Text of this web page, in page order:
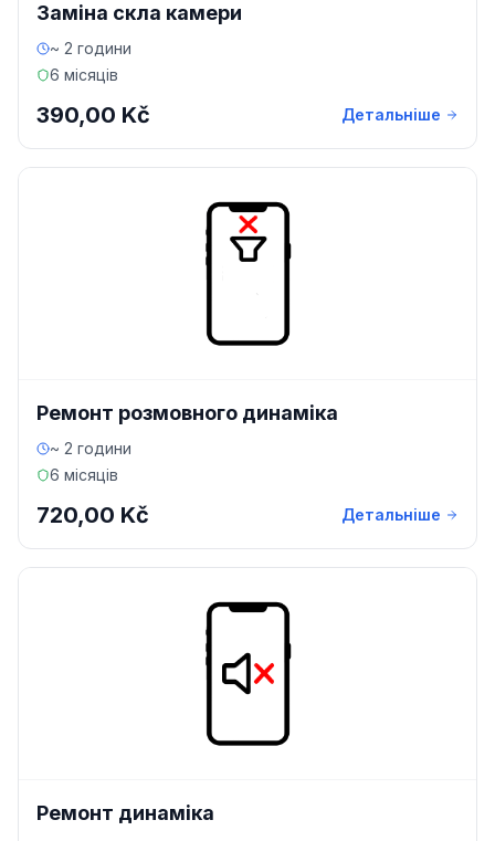
Заміна скла камери
~ 2 години
6 місяців
390,00 Kč Детальніше
Ремонт розмовного динаміка
~ 2 години
6 місяців
720,00 Kč Детальніше
Ремонт динаміка